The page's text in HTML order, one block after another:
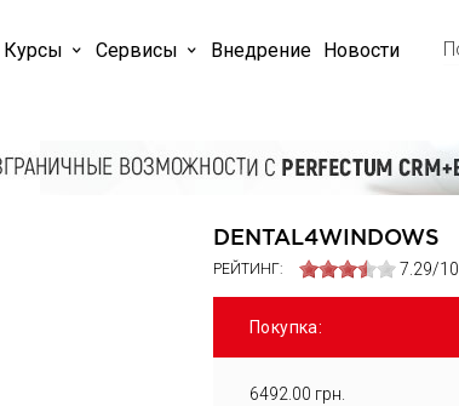
Курсы Cервисы Внедрение Новости
DENTAL4WINDOWS
РЕЙТИНГ: 7.29/10
Покупка:
6492.00 грн.